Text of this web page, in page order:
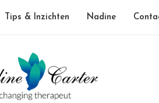
Tips & Inzichten Nadine